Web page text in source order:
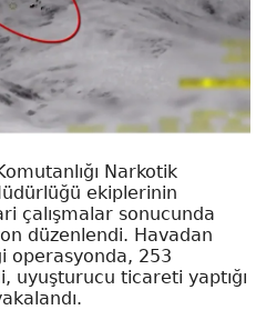
Narkotik
ekiplerinin
çalışmalar sonucunda
düzenlendi. Havadan
operasyonda, 253
uyuşturucu ticareti yaptığı